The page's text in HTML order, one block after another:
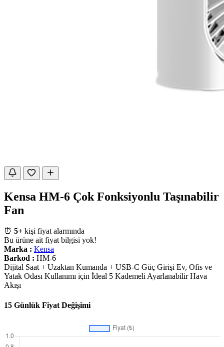
Kensa HM-6 Çok Fonksiyonlu Taşınabilir
Fan
⏰ 5+ kişi fiyat alarmında
Bu ürüne ait fiyat bilgisi yok!
Marka : Kensa
Barkod : HM-6
Dijital Saat + Uzaktan Kumanda + USB-C Güç Girişi Ev, Ofis ve
Yatak Odası Kullanımı için İdeal 5 Kademeli Ayarlanabilir Hava
Akışı
15 Günlük Fiyat Değişimi